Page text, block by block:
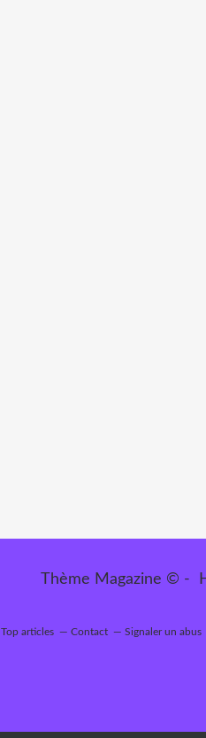
Thème Magazine © -
Top articles Contact Signaler un abus